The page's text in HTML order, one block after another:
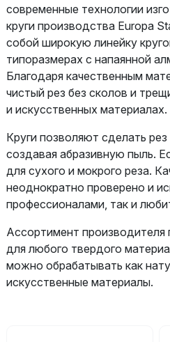
современные технологии
круги производства Europa
собой широкую линейку
типоразмерах с напаянной
Благодаря качественным
чистый рез без сколов и
и искусственных материалах.
Круги позволяют сделать
создавая абразивную пыль.
для сухого и мокрого реза.
неоднократно проверено и
профессионалами, так и
Ассортимент производителя
для любого твердого
можно обрабатывать как
искусственные материалы.